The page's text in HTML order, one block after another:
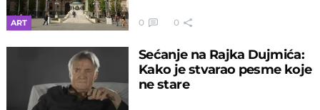
ART 0 0
Sećanje na Rajka Dujmića:
Kako je stvarao pesme koje
ne stare